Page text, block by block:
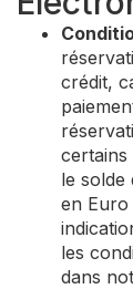
crédit,
le solde
en Euro
les
dans